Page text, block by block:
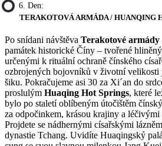
6. Den:
TERAKOTOVÁ ARMÁDA / HUANQING
Po snídani návštěva Terakotové armády
památek historické Číny – tvořené
určenými k rituální ochraně čínského
ozbrojených bojovníků v životní velikosti
šiku. Pokračujeme asi 30 za Xi´an do
proslulým Huaqing Hot Springs, které
bylo po staletí oblíbeným útočištěm
za odpočinkem, krásou krajiny a
Projdete se nádhernými císařskými
dynastie Tchang. Uvidíte Huaqingský